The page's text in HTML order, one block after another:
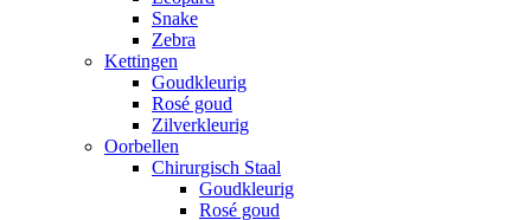
Snake
Zebra
Kettingen
Goudkleurig
Rosé goud
Zilverkleurig
Oorbellen
Chirurgisch Staal
Goudkleurig
Rosé goud